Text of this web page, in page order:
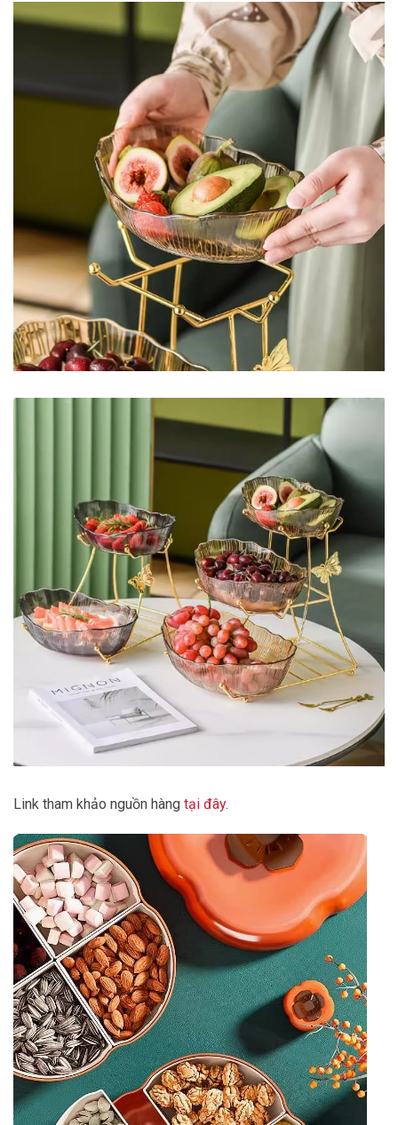
Link tham khảo nguồn hàng tại đây.